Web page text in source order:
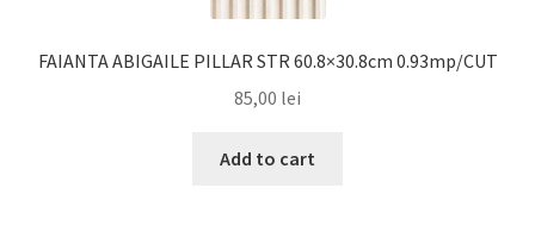
FAIANTA ABIGAILE PILLAR STR 60.8×30.8cm 0.93mp/CUT
85,00 lei
Add to cart